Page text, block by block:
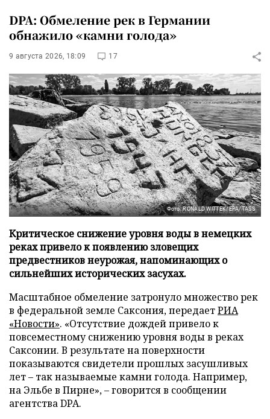
DPA: Обмеление рек в Германии
обнажило «камни голода»
9 августа 2026, 18:09 17
Фото: RONALD WITTEK/EPA/TASS
Критическое снижение уровня воды в немецких
реках привело к появлению зловещих
предвестников неурожая, напоминающих о
сильнейших исторических засухах.
Масштабное обмеление затронуло множество рек
в федеральной земле Саксония, передаетРИА
«Новости». «Отсутствие дождей привело к
повсеместному снижению уровня воды в реках
Саксонии. В результате на поверхности
показываются свидетели прошлых засушливых
лет – так называемые камни голода. Например,
на Эльбе в Пирне», – говорится в сообщении
агентства DPA.